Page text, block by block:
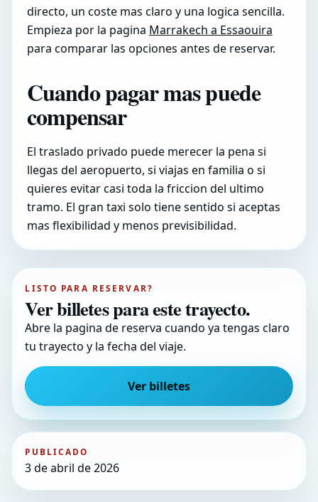
directo, un coste mas claro y una logica sencilla.
Empieza por la pagina Marrakech a Essaouira
para comparar las opciones antes de reservar.
Cuando pagar mas puede
compensar
El traslado privado puede merecer la pena si
llegas del aeropuerto, si viajas en familia o si
quieres evitar casi toda la friccion del ultimo
tramo. El gran taxi solo tiene sentido si aceptas
mas flexibilidad y menos previsibilidad.
LISTO PARA RESERVAR?
Ver billetes para este trayecto.
Abre la pagina de reserva cuando ya tengas claro
tu trayecto y la fecha del viaje.
Ver billetes
PUBLICADO
3 de abril de 2026